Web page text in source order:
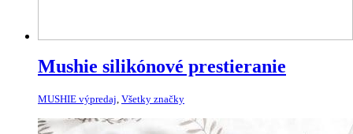
Mushie silikónové prestieranie
MUSHIE výpredaj, Všetky značky